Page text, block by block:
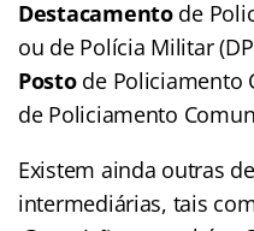
Destacamentode
ou de Polícia Militar
Postode Policiamento
de Policiamento
Existem ainda outras
intermediárias, tais